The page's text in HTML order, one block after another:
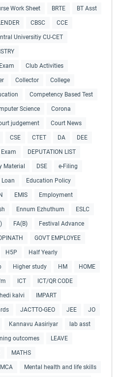
Work Sheet BRTE BT Asst
CBSC CCE
Universitiy CU-CET
Club Activities
Collector College
Competency Based Test
Science Corona
judgement Court News
CSE CTET DA DEE
DEPUTATION LIST
Material DSE e-Filing
Loan Education Policy
EMIS Employment
Ennum Ezhuthum ESLC
FA(B) Festival Advance
GOVT EMPLOYEE
H5P Half Yearly
Higher study HM HOME
I'm ICT ICT/QR CODE
kalvi IMPART
JACTTO-GEO JEE JO
Kannavu Aasiriyar lab asst
outcomes LEAVE
MATHS
Mental health and life skills